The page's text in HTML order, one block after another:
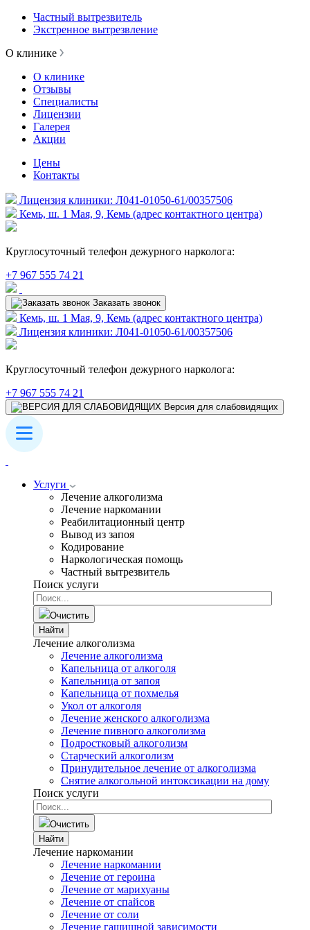
Частный вытрезвитель
Экстренное вытрезвление
О клинике
О клинике
Отзывы
Специалисты
Лицензии
Галерея
Акции
Цены
Контакты
Лицензия клиники: Л041-01050-61/00357506
Кемь, ш. 1 Мая, 9, Кемь (адрес контактного центра)
Круглосуточный телефон дежурного нарколога:
+7 967 555 74 21
Заказать звонок
Кемь, ш. 1 Мая, 9, Кемь (адрес контактного центра)
Лицензия клиники: Л041-01050-61/00357506
Круглосуточный телефон дежурного нарколога:
+7 967 555 74 21
Версия для слабовидящих
Услуги
Лечение алкоголизма
Лечение наркомании
Реабилитационный центр
Вывод из запоя
Кодирование
Наркологическая помощь
Частный вытрезвитель
Поиск услуги
Очистить
Найти
Лечение алкоголизма
Лечение алкоголизма
Капельница от алкоголя
Капельница от запоя
Капельница от похмелья
Укол от алкоголя
Лечение женского алкоголизма
Лечение пивного алкоголизма
Подростковый алкоголизм
Старческий алкоголизм
Принудительное лечение от алкоголизма
Снятие алкогольной интоксикации на дому
Поиск услуги
Очистить
Найти
Лечение наркомании
Лечение наркомании
Лечение от героина
Лечение от марихуаны
Лечение от спайсов
Лечение от соли
Лечение гашишной зависимости